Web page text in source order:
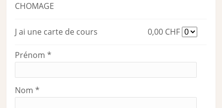
CHOMAGE
J ai une carte de cours 0,00 CHF
Prénom*
Nom*